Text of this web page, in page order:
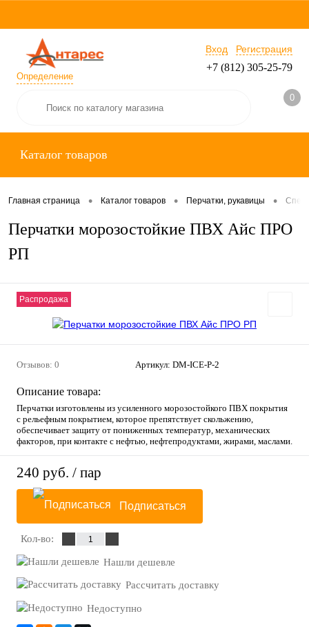
Определение
Вход Регистрация
+7 (812) 305-25-79
0
Каталог товаров
Главная страница • Каталог товаров • Перчатки, рукавицы •
Перчатки морозостойкие ПВХ Айс ПРО
РП
Распродажа
Отзывов: 0 Артикул: DM-ICE-Р-2
Описание товара:
Перчатки изготовлены из усиленного морозостойкого ПВХ покрытия
с рельефным покрытием, которое препятствует скольжению,
обеспечивает защиту от пониженных температур, механических
факторов, при контакте с нефтью, нефтепродуктами, жирами, маслами.
240 руб. / пар
Подписаться
Кол-во:
Нашли дешевле
Рассчитать доставку
Недоступно